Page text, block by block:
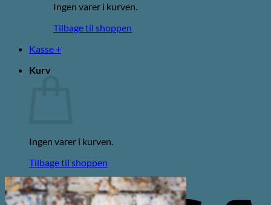
Ingen varer i kurven.
Tilbage til shoppen
Kasse +
Kurv
Ingen varer i kurven.
Tilbage til shoppen